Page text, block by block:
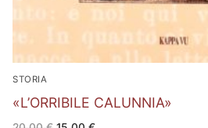
STORIA
«L’ORRIBILE CALUNNIA»